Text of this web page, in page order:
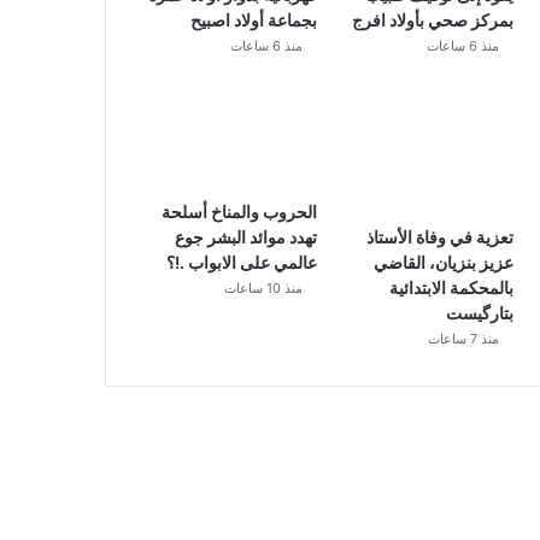
بمركز صحي بأولاد افرج
منذ 6 ساعات
بجماعة أولاد اصبيح
منذ 6 ساعات
تعزية في وفاة الأستاذ
عزيز بنزيان، القاضي
بالمحكمة الابتدائية
بتارگيست
منذ 7 ساعات
الحروب والمناخ أسلحة
تهدد موائد البشر جوع
عالمي على الابواب .!؟
منذ 10 ساعات